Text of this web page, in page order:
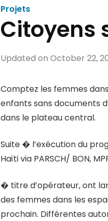
Projets
Citoyens
Updated on October 22,
Comptez les femmes
enfants sans documents
dans le plateau central.
Suite � l’exécution du
Haïti via PARSCH/ BON,
� titre d’opérateur, ont
des femmes dans les
prochain. Différentes